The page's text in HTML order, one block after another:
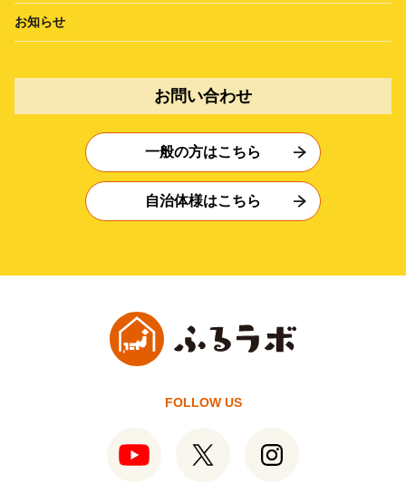
お知らせ
お問い合わせ
一般の方はこちら
自治体様はこちら
FOLLOW US